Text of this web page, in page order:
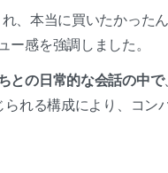
、本当に買いたかった
ー感を強調しました。
との日常的な会話の中で
じられる構成により、コ